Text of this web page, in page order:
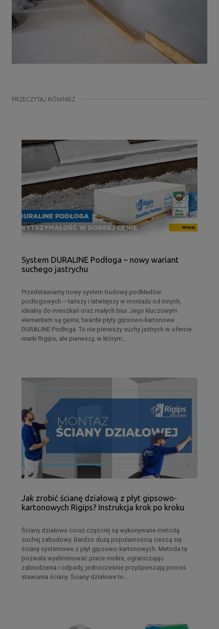
PRZECZYTAJ RÓWNIEŻ
System DURALINE Podłoga – nowy wariant
suchego jastrychu
Przedstawiamy nowy system budowy podkładów
podłogowych – tańszy i łatwiejszy w montażu od innych,
idealny do mieszkań oraz małych biur. Jego kluczowym
elementem są gęste, twarde płyty gipsowo-kartonowe
DURALINE Podłoga. To nie pierwszy suchy jastrych w ofercie
marki Rigips, ale pierwszy, w którym...
Jak zrobić ścianę działową z płyt gipsowo-
kartonowych Rigips? Instrukcja krok po kroku
Ściany działowe coraz częściej są wykonywane metodą
suchej zabudowy. Bardzo dużą popularnością cieszą się
ściany systemowe z płyt gipsowo-kartonowych. Metoda ta
pozwala wyeliminować prace mokre, ograniczając
zabrudzenia i odpady, jednocześnie przyśpieszają proces
stawiania ściany. Ściany działowe to...